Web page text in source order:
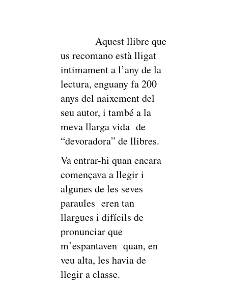
Aquest llibre que
us recomano està lligat
intimament a l’any de la
lectura, enguany fa 200
anys del naixement del
seu autor, i també a la
meva llarga vida de
“devoradora” de llibres.
Va entrar-hi quan encara
començava a llegir i
algunes de les seves
paraules eren tan
llargues i difícils de
pronunciar que
m’espantaven quan, en
veu alta, les havia de
llegir a classe.